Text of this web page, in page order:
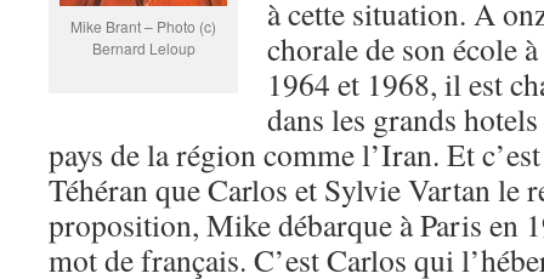
Mike Brant – Photo (c)
Bernard Leloup
à cette situation. A
chorale de son école
1964 et 1968, il est
dans les grands
pays de la région comme l’Iran. Et
Téhéran que Carlos et Sylvie Vartan le
proposition, Mike débarque à Paris en
mot de français. C’est Carlos qui